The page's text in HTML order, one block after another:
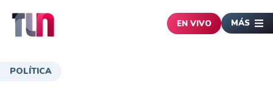
EN VIVO MÁS
POLÍTICA